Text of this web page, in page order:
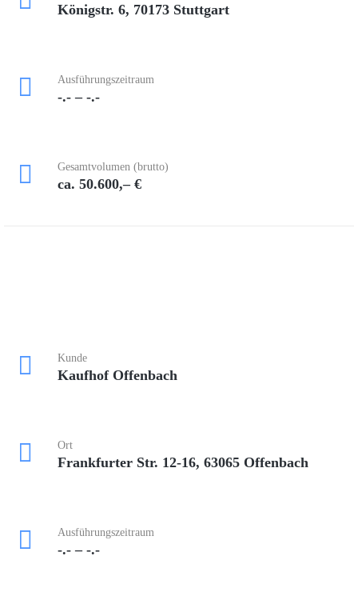
Königstr. 6, 70173 Stuttgart
Ausführungszeitraum
-.- – -.-
Gesamtvolumen (brutto)
ca. 50.600,– €
Kunde
Kaufhof Offenbach
Ort
Frankfurter Str. 12-16, 63065 Offenbach
Ausführungszeitraum
-.- – -.-